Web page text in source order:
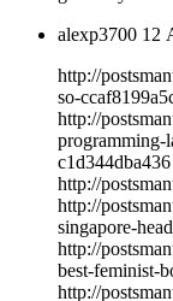
alexp3700 12
http://
so-
http://
programming-
c1d344dba436
http://
http://
singapore-
http://
best-feminist-
http://